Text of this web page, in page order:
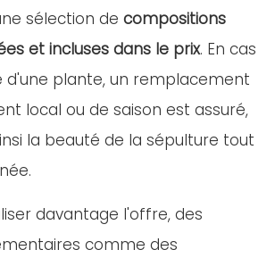
sélection de compositions
et incluses dans le prix. En cas
d'une plante, un remplacement
local ou de saison est assuré,
la beauté de la sépulture tout
davantage l'offre, des
comme des